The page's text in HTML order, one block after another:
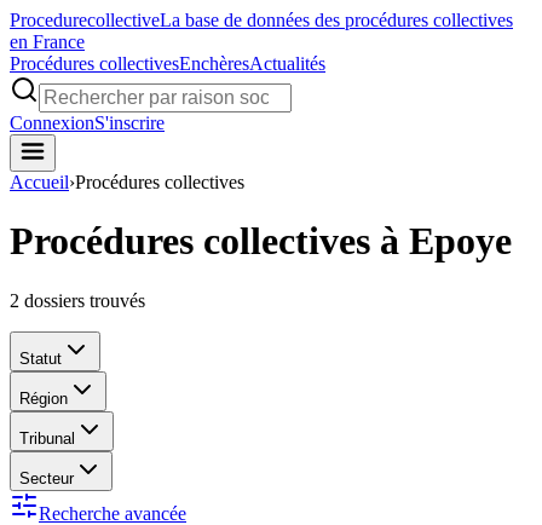
ProcedurecollectiveLa base de données des procédures collectives
en France
Procédures collectivesEnchèresActualités
ConnexionS'inscrire
Accueil›Procédures collectives
Procédures collectives à Epoye
2 dossiers trouvés
Statut
Région
Tribunal
Secteur
Recherche avancée